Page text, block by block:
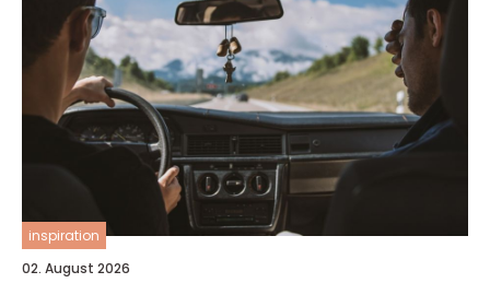
inspiration
02. August 2026